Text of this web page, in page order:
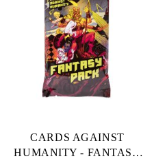
CARDS AGAINST
HUMANITY - FANTASY